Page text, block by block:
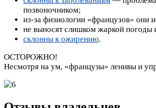
позвоночником;
из-за физиологии «французов» они
не выносят слишком жаркой погоды
склонны к ожирению.
ОСТОРОЖНО!
Несмотря на ум, «французы» ленивы и